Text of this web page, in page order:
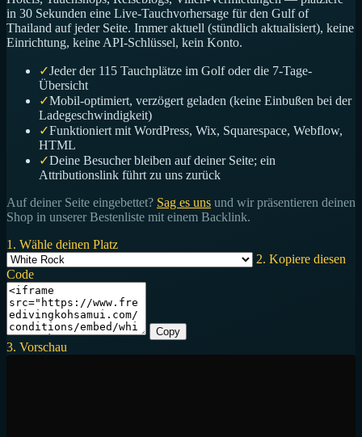
in 30 Sekunden eine Live-Tauchvorhersage für den Gulf of
Thailand auf jeder Seite. Immer aktuell (stündlich aktualisiert), keine
Einrichtung, keine API-Schlüssel, kein Konto.
✓Jeder der 115 Tauchplätze im Golf oder die 7-Tage-
Übersicht
✓Mobil-optimiert, verzögert geladen (keine Einbußen bei der
Ladegeschwindigkeit)
✓Funktioniert mit WordPress, Wix, Squarespace, Webflow,
HTML
✓Deine Besucher bleiben auf deiner Seite; ein
Attributionslink führt zu uns zurück
Auf deiner Seite eingebettet? Sag es uns und wir präsentieren deinen
Shop in unserer Bestenliste mit einem Backlink.
1. Wähle deinen Platz
2. Kopiere diesen
Code
Copy
3. Vorschau